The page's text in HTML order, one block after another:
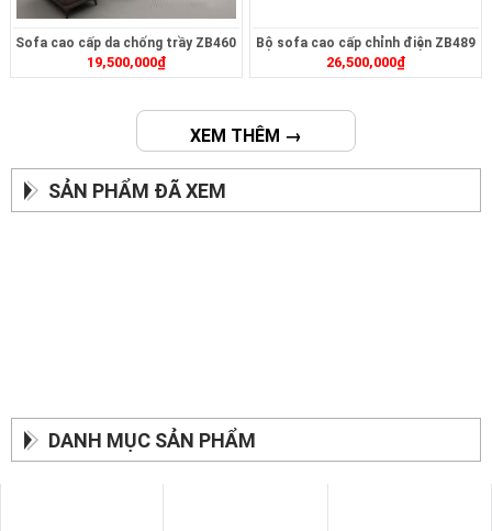
Sofa cao cấp da chống trầy ZB460
19,500,000₫
Bộ sofa cao cấp chỉnh điện ZB489
26,500,000₫
XEM THÊM →
SẢN PHẨM ĐÃ XEM
SOFA BĂNG BÀN ĂN GIƯỜNG - TỦ